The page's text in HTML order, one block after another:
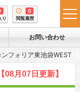
り
0
閲覧履歴
お問い合わせ
ンフォリア東池袋WEST
【08月07日更新】